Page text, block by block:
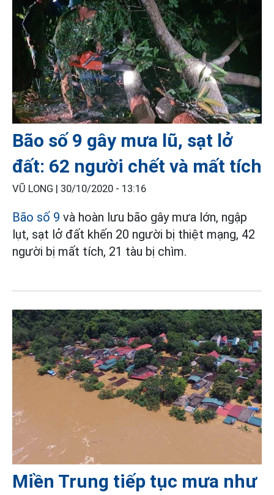
Bão số 9 gây mưa lũ, sạt lở
đất: 62 người chết và mất tích
VŨ LONG | 30/10/2020 - 13:16
Bão số 9 và hoàn lưu bão gây mưa lớn, ngập
lụt, sạt lở đất khến 20 người bị thiệt mạng, 42
người bị mất tích, 21 tàu bị chìm.
Miền Trung tiếp tục mưa như